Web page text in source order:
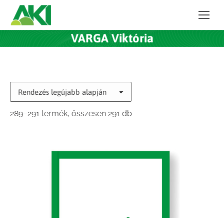
VARGA Viktória
289–291 termék, összesen 291 dbSorted